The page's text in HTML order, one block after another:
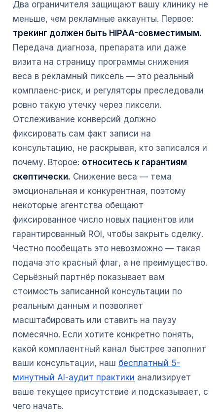
Два ограничителя защищают вашу клинику не
меньше, чем рекламные аккаунты. Первое:
трекинг должен быть HIPAA-совместимым.
Передача диагноза, препарата или даже
визита на страницу программы снижения
веса в рекламный пиксель — это реальный
комплаенс-риск, и регуляторы преследовали
ровно такую утечку через пиксели.
Отслеживание конверсий должно
фиксировать сам факт записи на
консультацию, не раскрывая, кто записался и
почему. Второе: относитесь к гарантиям
скептически. Снижение веса — тема
эмоциональная и конкурентная, поэтому
некоторые агентства обещают
фиксированное число новых пациентов или
гарантированный ROI, чтобы закрыть сделку.
Честно пообещать это невозможно — такая
подача это красный флаг, а не преимущество.
Серьёзный партнёр показывает вам
стоимость записанной консультации по
реальным данным и позволяет
масштабировать или ставить на паузу
помесячно. Если хотите конкретно понять,
какой комплаентный канал быстрее заполнит
ваши консультации, наш бесплатный 5-
минутный AI-аудит практики анализирует
ваше текущее присутствие и подсказывает, с
чего начать.